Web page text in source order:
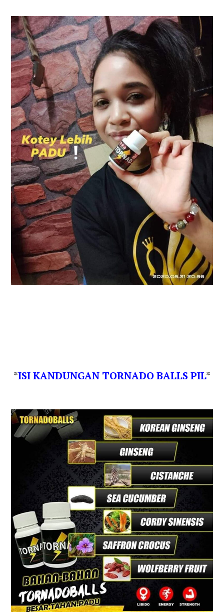
*ISI KANDUNGAN TORNADO BALLS PIL*